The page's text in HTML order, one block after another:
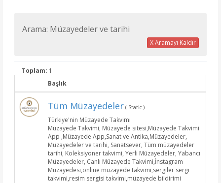
Arama: Müzayedeler ve tarihi
X Aramayı Kaldır
Toplam: 1
Başlık
Tüm Müzayedeler ( Static )
Türkiye'nin Müzayede Takvimi
Müzayede Takvimi, Müzayede sitesi,Müzayede Takvimi
App ,Müzayede App,Sanat ve Antika,Müzayedeler,
Müzayedeler ve tarihi, Sanatsever, Tüm müzayedeler
tarihi, Koleksiyoner takvimi, Yerli Müzayedeler, Yabancı
Müzayedeler, Canlı Müzayede Takvimi,İnstagram
Müzayedesi,online müzayede takvimi,sergiler sergi
takvimi,resim sergisi takvimi,müzayede bildirimi